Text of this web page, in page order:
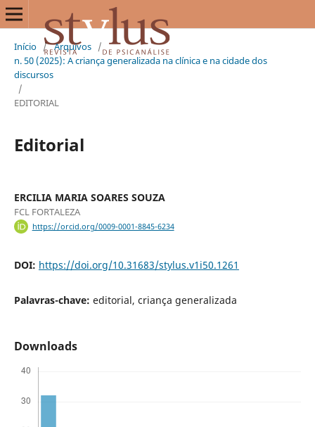
Início / Arquivos /
n. 50 (2025): A criança generalizada na clínica e na cidade dos
discursos
/
EDITORIAL
Editorial
ERCILIA MARIA SOARES SOUZA
FCL FORTALEZA
https://orcid.org/0009-0001-8845-6234
DOI: https://doi.org/10.31683/stylus.v1i50.1261
Palavras-chave: editorial, criança generalizada
Downloads